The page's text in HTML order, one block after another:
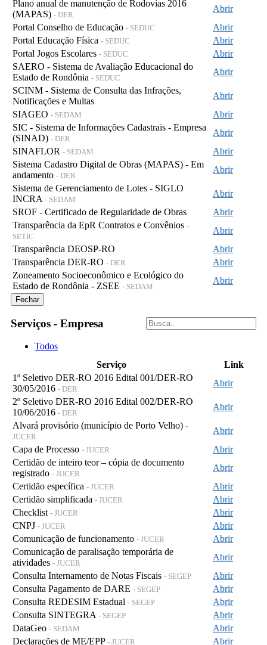
Plano anual de manutenção de Rodovias 2016
(MAPAS) - DER
Abrir
Portal Conselho de Educação - SEDUC
Abrir
Portal Educação Física - SEDUC
Abrir
Portal Jogos Escolares - SEDUC
Abrir
SAERO - Sistema de Avaliação Educacional do
Estado de Rondônia - SEDUC
Abrir
SCINM - Sistema de Consulta das Infrações,
Notificações e Multas
Abrir
SIAGEO - SEDAM
Abrir
SIC - Sistema de Informações Cadastrais - Empresa
(SINAD) - DER
Abrir
SINAFLOR - SEDAM
Abrir
Sistema Cadastro Digital de Obras (MAPAS) - Em
andamento - DER
Abrir
Sistema de Gerenciamento de Lotes - SIGLO
INCRA - SEDAM
Abrir
SROF - Certificado de Regularidade de Obras
Abrir
Transparência da EpR Contratos e Convênios -
SETIC
Abrir
Transparência DEOSP-RO
Abrir
Transparência DER-RO - DER
Abrir
Zoneamento Socioeconômico e Ecológico do
Estado de Rondônia - ZSEE - SEDAM
Abrir
Fechar
Serviços - Empresa
Todos
Serviço
Link
1º Seletivo DER-RO 2016 Edital 001/DER-RO
30/05/2016 - DER
Abrir
2º Seletivo DER-RO 2016 Edital 002/DER-RO
10/06/2016 - DER
Abrir
Alvará provisório (município de Porto Velho) -
JUCER
Abrir
Capa de Processo - JUCER
Abrir
Certidão de inteiro teor – cópia de documento
registrado - JUCER
Abrir
Certidão específica - JUCER
Abrir
Certidão simplificada - JUCER
Abrir
Checklist - JUCER
Abrir
CNPJ - JUCER
Abrir
Comunicação de funcionamento - JUCER
Abrir
Comunicação de paralisação temporária de
atividades - JUCER
Abrir
Consulta Internamento de Notas Fiscais - SEGEP
Abrir
Consulta Pagamento de DARE - SEGEP
Abrir
Consulta REDESIM Estadual - SEGEP
Abrir
Consulta SINTEGRA - SEGEP
Abrir
DataGeo - SEDAM
Abrir
Declarações de ME/EPP - JUCER Abrir